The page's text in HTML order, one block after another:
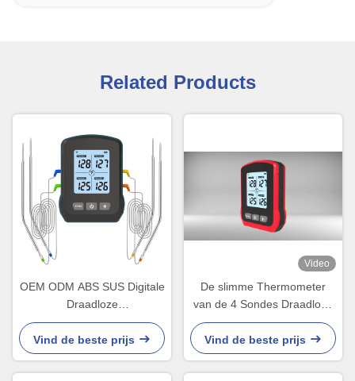
Related Products
OEM ODM ABS SUS Digitale
Draadloze
Vleesthermometers met
Slimme APP
Vind de beste prijs
Video
De slimme Thermometer
van de 4 Sondes Draadloze
Grill met de Batterij van
250MA Rechargeble
Vind de beste prijs